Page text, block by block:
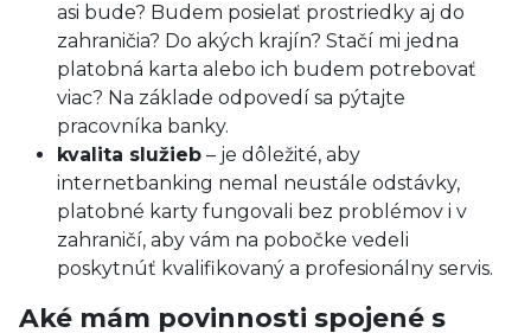
asi bude? Budem posielať prostriedky aj do
zahraničia? Do akých krajín? Stačí mi jedna
platobná karta alebo ich budem potrebovať
viac? Na základe odpovedí sa pýtajte
pracovníka banky.
kvalita služieb – je dôležité, aby
internetbanking nemal neustále odstávky,
platobné karty fungovali bez problémov i v
zahraničí, aby vám na pobočke vedeli
poskytnúť kvalifikovaný a profesionálny servis.
Aké mám povinnosti spojené s